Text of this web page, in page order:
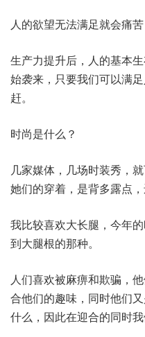
人的欲望无法满足就会痛
生产力提升后，人的基本
始袭来，只要我们可以满
赶。
时尚是什么？
几家媒体，几场时装秀，
她们的穿着，是背多露点
我比较喜欢大长腿，今年
到大腿根的那种。
人们喜欢被麻痹和欺骗，
合他们的趣味，同时他们
什么，因此在迎合的同时我